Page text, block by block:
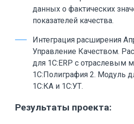
данных о фактических
показателей качества.
Интеграция расширения
Управление Качеством.
для 1С:ERP с отраслевым
1С:Полиграфия 2. Модуль
1С:КА и 1С:УТ.
Результаты проекта: